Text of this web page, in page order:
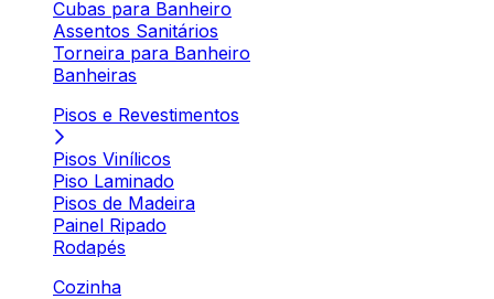
Cubas para Banheiro
Assentos Sanitários
Torneira para Banheiro
Banheiras
Pisos e Revestimentos
Pisos Vinílicos
Piso Laminado
Pisos de Madeira
Painel Ripado
Rodapés
Cozinha